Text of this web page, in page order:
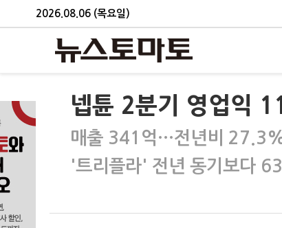
2026.08.06 (목요일)
넵튠 2분기 영업익
매출 341억…전년비
'트리플라' 전년 동기보다